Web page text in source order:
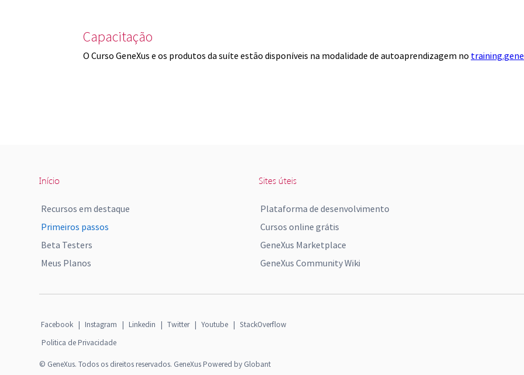
Capacitação
O Curso GeneXus e os produtos da suíte estão disponíveis na modalidade de autoaprendizagem no
Início
Recursos em destaque
Primeiros passos
Beta Testers
Meus Planos
Sites úteis
Plataforma de desenvolvimento
Cursos online grátis
GeneXus Marketplace
GeneXus Community Wiki
Facebook | Instagram | Linkedin | Twitter | Youtube | StackOverflow
Politica de Privacidade
© GeneXus. Todos os direitos reservados. GeneXus Powered by Globant